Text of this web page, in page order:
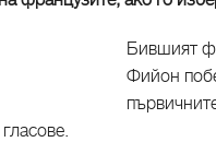
Бившият
Фийон